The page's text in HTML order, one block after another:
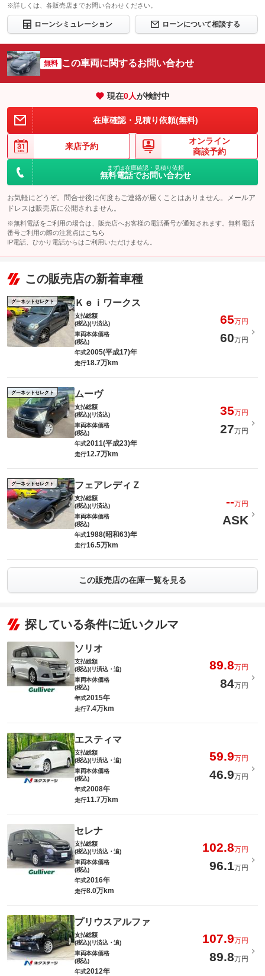
※詳しくは、各販売店までお問い合わせください。
ローンシミュレーション ローンについて相談する
無料 この車両に関するお問い合わせ
現在0人が検討中
在庫確認・見積り依頼(無料)
来店予約
オンライン
商談予約
まずは在庫確認・見積り依頼
無料電話でお問い合わせ
お気軽にどうぞ。問合せ後に何度もご連絡が届くことはありません。メールア
ドレスは販売店に公開されません。
※無料電話をご利用の場合は、販売店へお客様の電話番号が通知されます。無料電話
番号ご利用の際の注意点は こちら
IP電話、ひかり電話からはご利用いただけません。
この販売店の新着車種
グーネットセレクト Ｋｅｉワークス
支払総額
(税込)(リ済込)
65万円
車両本体価格
(税込)
60万円
年式2005(平成17)年
走行18.7万km
グーネットセレクト ムーヴ
支払総額
(税込)(リ済込)
35万円
車両本体価格
(税込)
27万円
年式2011(平成23)年
走行12.7万km
グーネットセレクト フェアレディＺ
支払総額
(税込)(リ済込)
--万円
車両本体価格
(税込)
ASK
年式1988(昭和63)年
走行16.5万km
この販売店の在庫一覧を見る
探している条件に近いクルマ
ソリオ
支払総額
(税込)(リ済込・追)
89.8万円
車両本体価格
(税込)
84万円
年式2015年
走行7.4万km
エスティマ
支払総額
(税込)(リ済込・追)
59.9万円
車両本体価格
(税込)
46.9万円
年式2008年
走行11.7万km
セレナ
支払総額
(税込)(リ済込・追)
102.8万円
車両本体価格
(税込)
96.1万円
年式2016年
走行8.0万km
プリウスアルファ
支払総額
(税込)(リ済込・追)
107.9万円
車両本体価格
(税込)
89.8万円
年式2012年